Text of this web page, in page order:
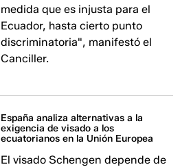
medida que es injusta para el
Ecuador, hasta cierto punto
discriminatoria", manifestó el
Canciller.
España analiza alternativas a la
exigencia de visado a los
ecuatorianos en la Unión Europea
El visado Schengen depende de